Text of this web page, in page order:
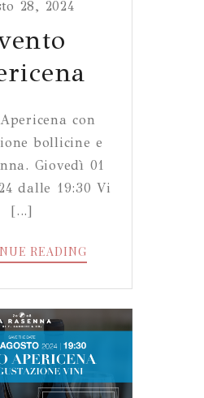
28, 2024
con
bollicine e
Giovedì 01
dalle 19:30 Vi
[...]
READINGEVENTO